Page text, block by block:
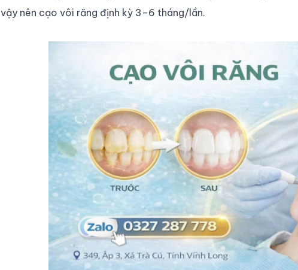
vậy nên cạo vôi răng định kỳ 3–6 tháng/lần.